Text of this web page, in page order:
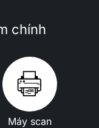
chính
Máy scan